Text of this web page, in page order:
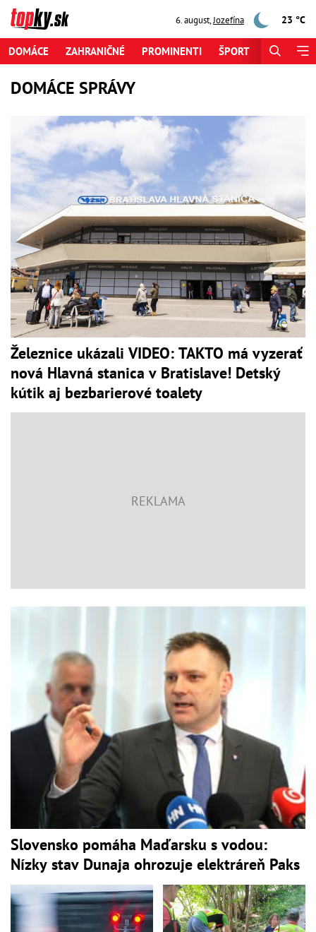
6. august,Jozefína 23 °C
DOMÁCE ZAHRANIČNÉ PROMINENTI ŠPORT
DOMÁCE SPRÁVY
Železnice ukázali VIDEO: TAKTO má vyzerať
nová Hlavná stanica v Bratislave! Detský
kútik aj bezbarierové toalety
Slovensko pomáha Maďarsku s vodou:
Nízky stav Dunaja ohrozuje elektráreň Paks